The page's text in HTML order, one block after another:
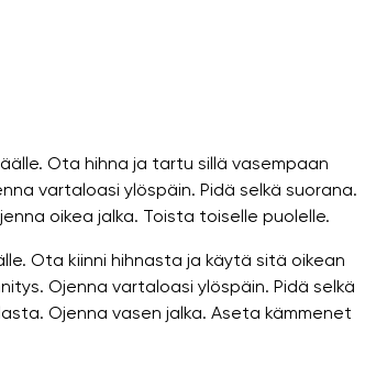
Ota hihna ja tartu sillä vasempaan
vartaloasi ylöspäin. Pidä selkä suorana.
oikea jalka. Toista toiselle puolelle.
Ota kiinni hihnasta ja käytä sitä oikean
Ojenna vartaloasi ylöspäin. Pidä selkä
Ojenna vasen jalka. Aseta kämmenet